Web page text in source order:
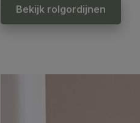
Bekijk rolgordijnen